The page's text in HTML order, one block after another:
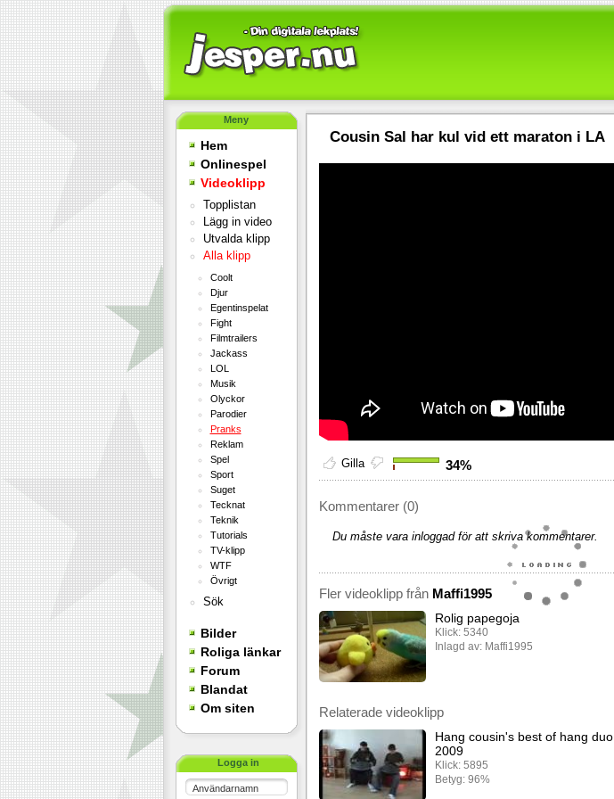
Meny
Hem
Onlinespel
Videoklipp
Topplistan
Lägg in video
Utvalda klipp
Alla klipp
Coolt
Djur
Egentinspelat
Fight
Filmtrailers
Jackass
LOL
Musik
Olyckor
Parodier
Pranks
Reklam
Spel
Sport
Suget
Tecknat
Teknik
Tutorials
TV-klipp
WTF
Övrigt
Sök
Bilder
Roliga länkar
Forum
Blandat
Om siten
Logga in
Användarnamn
Cousin Sal har kul vid ett maraton i LA
Gilla 34%
Kommentarer (0)
Du måste vara inloggad för att skriva kommentarer.
Fler videoklipp från Maffi1995
Rolig papegoja
Klick: 5340
Inlagd av: Maffi1995
Relaterade videoklipp
Hang cousin's best of hang duo
2009
Klick: 5895
Betyg: 96%